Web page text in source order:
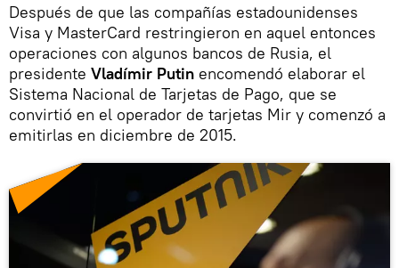
Después de que las compañías estadounidenses
Visa y MasterCard restringieron en aquel entonces
operaciones con algunos bancos de Rusia, el
presidente Vladímir Putin encomendó elaborar el
Sistema Nacional de Tarjetas de Pago, que se
convirtió en el operador de tarjetas Mir y comenzó a
emitirlas en diciembre de 2015.